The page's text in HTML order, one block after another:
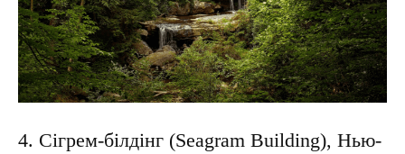
4. Сігрем-білдінг (Seagram Building), Нью-